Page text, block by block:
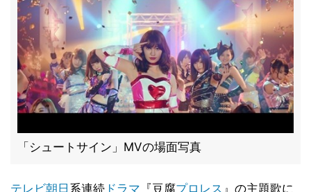
「シュートサイン」MVの場面写真
テレビ朝日 系連続 ドラマ 『豆腐プロレス 』の主題歌に